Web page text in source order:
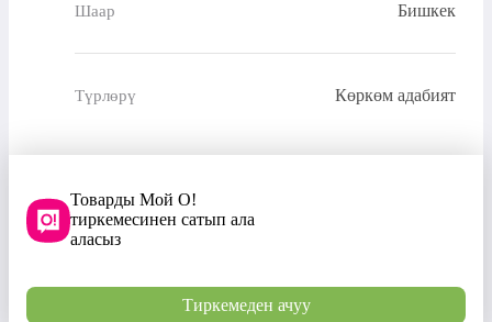
Шаар Бишкек
Түрлөрү Көркөм адабият
Товарды Мой О!
тиркемесинен сатып ала
аласыз
Тиркемеден ачуу